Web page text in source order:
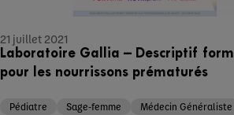
21 juillet 2021
Laboratoire Gallia – Descriptif
pour les nourrissons prématurés
Pédiatre Sage-femme Médecin Généraliste